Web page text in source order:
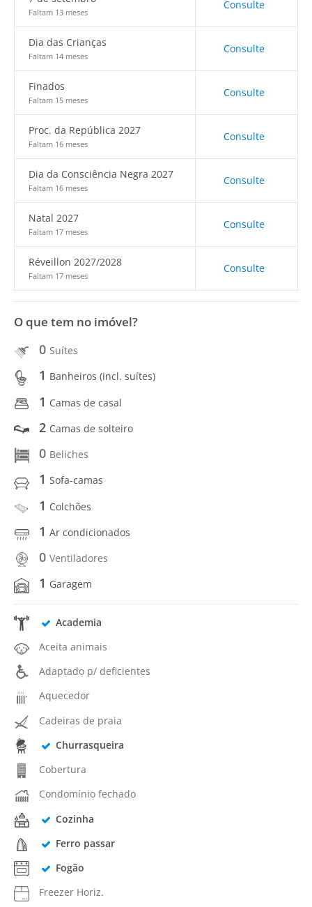
Faltam 13 meses
Consulte
Dia das Crianças
Faltam 14 meses
Consulte
Finados
Faltam 15 meses
Consulte
Proc. da República 2027
Faltam 16 meses
Consulte
Dia da Consciência Negra 2027
Faltam 16 meses
Consulte
Natal 2027
Faltam 17 meses
Consulte
Réveillon 2027/2028
Faltam 17 meses
Consulte
O que tem no imóvel?
0 Suítes
1 Banheiros (incl. suítes)
1 Camas de casal
2 Camas de solteiro
0 Beliches
1 Sofa-camas
1 Colchões
1 Ar condicionados
0 Ventiladores
1 Garagem
Academia
Aceita animais
Adaptado p/ deficientes
Aquecedor
Cadeiras de praia
Churrasqueira
Cobertura
Condomínio fechado
Cozinha
Ferro passar
Fogão
Freezer Horiz.